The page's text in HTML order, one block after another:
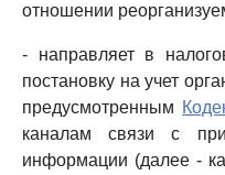
отношении
- направляет в
постановку на учет
предусмотренным
каналам связи с
информации (далее -